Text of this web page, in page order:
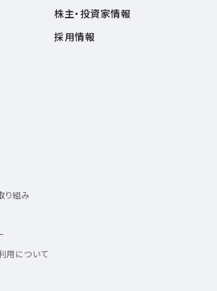
株主・投資家情報
採用情報
り組み
用について